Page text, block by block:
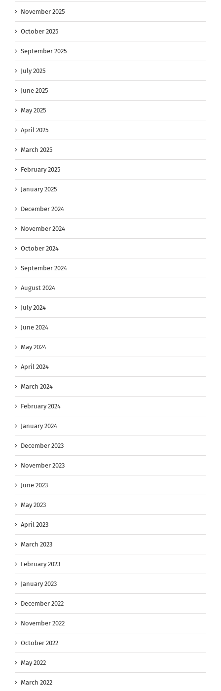
November 2025
October 2025
September 2025
July 2025
June 2025
May 2025
April 2025
March 2025
February 2025
January 2025
December 2024
November 2024
October 2024
September 2024
August 2024
July 2024
June 2024
May 2024
April 2024
March 2024
February 2024
January 2024
December 2023
November 2023
June 2023
May 2023
April 2023
March 2023
February 2023
January 2023
December 2022
November 2022
October 2022
May 2022
March 2022